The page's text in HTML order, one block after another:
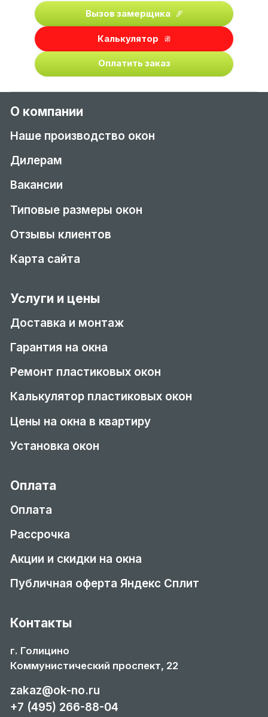
Вызов замерщика
Калькулятор
Оплатить заказ
О компании
Наше производство окон
Дилерам
Вакансии
Типовые размеры окон
Отзывы клиентов
Карта сайта
Услуги и цены
Доставка и монтаж
Гарантия на окна
Ремонт пластиковых окон
Калькулятор пластиковых окон
Цены на окна в квартиру
Установка окон
Оплата
Оплата
Рассрочка
Акции и скидки на окна
Публичная оферта Яндекс Сплит
Контакты
г. Голицино
Коммунистический проспект, 22
zakaz@ok-no.ru
+7 (495) 266-88-04